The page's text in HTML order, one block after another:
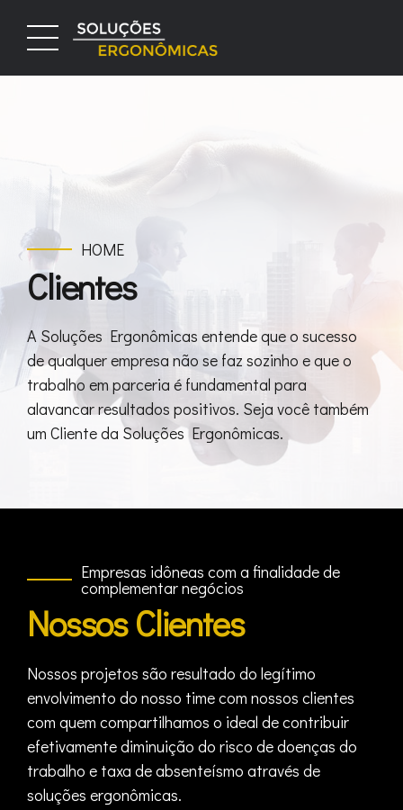
HOME
Clientes
A Soluções Ergonômicas entende que o sucesso
de qualquer empresa não se faz sozinho e que o
trabalho em parceria é fundamental para
alavancar resultados positivos. Seja você também
um Cliente da Soluções Ergonômicas.
Empresas idôneas com a finalidade de
complementar negócios
Nossos Clientes
Nossos projetos são resultado do legítimo
envolvimento do nosso time com nossos clientes
com quem compartilhamos o ideal de contribuir
efetivamente diminuição do risco de doenças do
trabalho e taxa de absenteísmo através de
soluções ergonômicas.